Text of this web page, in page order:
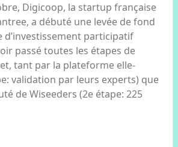
Digicoop, la startup française
a débuté une levée de fond
participatif
passé toutes les étapes de
tant par la plateforme elle-
validation par leurs experts) que
de Wiseeders (2e étape: 225